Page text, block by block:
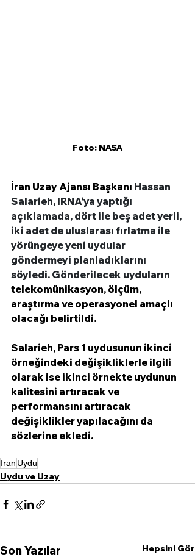
Foto: NASA
İran Uzay Ajansı Başkanı Hassan
Salarieh, IRNA'ya yaptığı
açıklamada, dört ile beş adet yerli,
iki adet de uluslarası fırlatma ile
yörüngeye yeni uydular
göndermeyi planladıklarını
söyledi. Gönderilecek uyduların
telekomünikasyon, ölçüm,
araştırma ve operasyonel amaçlı
olacağı belirtildi.
Salarieh, Pars 1 uydusunun ikinci
örneğindeki değişikliklerle ilgili
olarak ise ikinci örnekte uydunun
kalitesini artıracak ve
performansını artıracak
değişiklikler yapılacağını da
sözlerine ekledi.
İran Uydu
Uydu ve Uzay
Son Yazılar Hepsini Gör